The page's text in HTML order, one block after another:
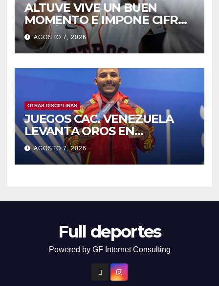
ALTUVE VIVE UN BUEN
MOMENTO E IMPONE CIFRAS
HISTÓRICAS
AGOSTO 7, 2026
OTRAS DISCIPLINAS
JUEGOS CAC. VENEZUELA
LEVANTA OROS EN
HALTEROFILIA Y TIRO
AGOSTO 7, 2026
Full deportes
Powered by GF Internet Consulting